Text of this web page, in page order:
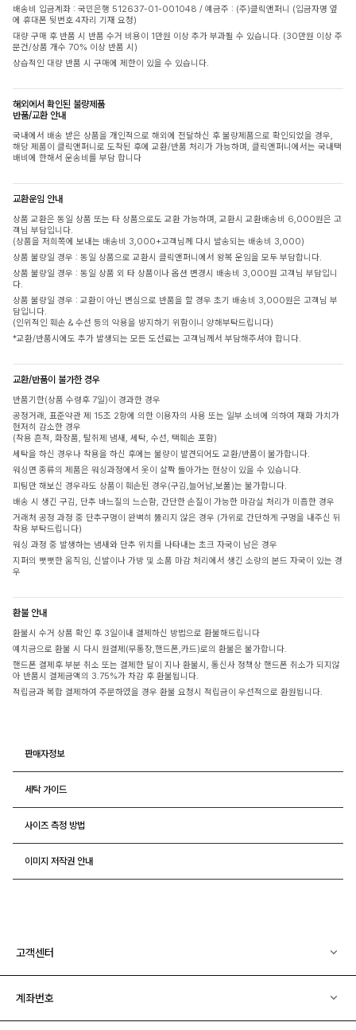
배송비 입금계좌 : 국민은행 512637-01-001048 / 예금주 : (주)클릭앤퍼니 (입금자명 옆
에 휴대폰 뒷번호 4자리 기재 요청)
대량 구매 후 반품 시 반품 수거 비용이 1만원 이상 추가 부과될 수 있습니다. (30만원 이상 주
문건/상품 개수 70% 이상 반품 시)
상습적인 대량 반품 시 구매에 제한이 있을 수 있습니다.
해외에서 확인된 불량제품
반품/교환 안내
국내에서 배송 받은 상품을 개인적으로 해외에 전달하신 후 불량제품으로 확인되었을 경우,
해당 제품이 클릭앤퍼니로 도착된 후에 교환/반품 처리가 가능하며, 클릭앤퍼니에서는 국내택
배비에 한해서 운송비를 부담 합니다
교환운임 안내
상품 교환은 동일 상품 또는 타 상품으로도 교환 가능하며, 교환시 교환배송비 6,000원은 고
객님 부담입니다.
(상품을 저희쪽에 보내는 배송비 3,000+고객님께 다시 발송되는 배송비 3,000)
상품 불량일 경우 : 동일 상품으로 교환시 클릭앤퍼니에서 왕복 운임을 모두 부담합니다.
상품 불량일 경우 : 동일 상품 외 타 상품이나 옵션 변경시 배송비 3,000원 고객님 부담입니
다.
상품 불량일 경우 : 교환이 아닌 변심으로 반품을 할 경우 초기 배송비 3,000원은 고객님 부
담입니다.
(인위적인 훼손 & 수선 등의 악용을 방지하기 위함이니 양해부탁드립니다)
*교환/반품시에도 추가 발생되는 모든 도선료는 고객님께서 부담해주셔야 합니다.
교환/반품이 불가한 경우
반품기한(상품 수령후 7일)이 경과한 경우
공정거래, 표준약관 제 15조 2항에 의한 이용자의 사용 또는 일부 소비에 의하여 재화 가치가
현저히 감소한 경우
(착용 흔적, 화장품, 탈취제 냄새, 세탁, 수선, 택훼손 포함)
세탁을 하신 경우나 착용을 하신 후에는 불량이 발견되어도 교환/반품이 불가합니다.
워싱면 종류의 제품은 워싱과정에서 옷이 살짝 돌아가는 현상이 있을 수 있습니다.
피팅만 해보신 경우라도 상품이 훼손된 경우(구김,늘어남,보풀)는 불가합니다.
배송 시 생긴 구김, 단추 바느질의 느슨함, 간단한 손질이 가능한 마감실 처리가 미흡한 경우
거래처 공정 과정 중 단추구멍이 완벽히 뚫리지 않은 경우 (가위로 간단하게 구멍을 내주신 뒤
착용 부탁드립니다)
워싱 과정 중 발생하는 냄새와 단추 위치를 나타내는 초크 자국이 남은 경우
지퍼의 뻣뻣한 움직임, 신발이나 가방 및 소품 마감 처리에서 생긴 소량의 본드 자국이 있는 경
우
환불 안내
환불시 수거 상품 확인 후 3일이내 결제하신 방법으로 환불해드립니다
예치금으로 환불 시 다시 원결제(무통장,핸드폰,카드)로의 환불은 불가합니다.
핸드폰 결제후 부분 취소 또는 결제한 달이 지나 환불시, 통신사 정책상 핸드폰 취소가 되지않
아 반품시 결제금액의 3.75%가 차감 후 환불됩니다.
적립금과 복합 결제하여 주문하였을 경우 환불 요청시 적립금이 우선적으로 환원됩니다.
판매자정보
세탁 가이드
사이즈 측정 방법
이미지 저작권 안내
고객센터
계좌번호